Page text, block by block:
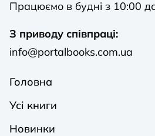
Працюємо в будні з 10:00
З приводу співпраці:
info@portalbooks.com.ua
Головна
Усі книги
Новинки